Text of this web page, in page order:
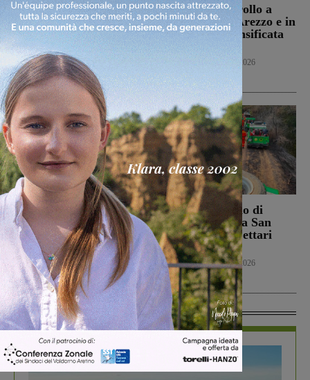
Punto Nascita della
Gruccia, Tucci (FdI):
“Montevarchi è sulla
giusta strada di un
aumento dei parti”
Politica 8 Agosto 2026
Servizi di controllo a
Montevarchi, Arezzo e in
provincia: intensificata
l’attività
Cronaca 8 Agosto 2026
Campionato nazionale
Juniores, girone
interamente toscano per
Terranuova Traiana e
Montevarchi
Calcio Giovanili 8 Agosto 2026
Bucine, incendio di
oliveta e bosco a San
Pancrazio. Tre ettari
l’area bruciata
Cronaca 7 Agosto 2026
In Vetrina